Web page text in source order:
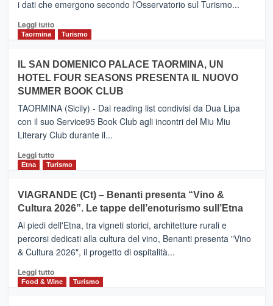
tra
e
Zanzibar
da
Neos
i dati che emergono secondo l'Osservatorio sul Turismo...
Leggi tuttoLeggi
PIEDIMONTE
ETNEO
–
Meta
turistica
privilegiata
secondo
dati
di
Anche
la
Alcantara
nei
primi
nella
classifica
Taormina Turismo
IL SAN DOMENICO PALACE TAORMINA, UN
HOTEL FOUR SEASONS PRESENTA IL NUOVO
SUMMER BOOK CLUB
TAORMINA (Sicily) - Dai reading list condivisi da Dua Lipa
con il suo Service95 Book Club agli incontri del Miu Miu
Literary Club durante il...
Leggi tuttoLeggi
di
IL
SAN
DOMENICO
PALACE
TAORMINA,
UN
HOTEL
FOUR
Etna Turismo
VIAGRANDE (Ct) – Benanti presenta “Vino &
Cultura 2026”. Le tappe dell’enoturismo sull’Etna
Ai piedi dell'Etna, tra vigneti storici, architetture rurali e
percorsi dedicati alla cultura del vino, Benanti presenta "Vino
& Cultura 2026", il progetto di ospitalità...
Leggi tuttoLeggi
di
Food & Wine Turismo